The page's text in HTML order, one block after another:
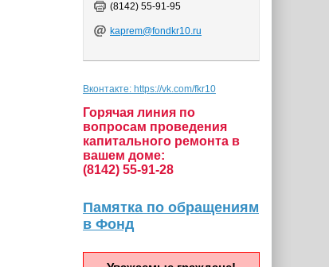
(8142) 55-91-95
kaprem@fondkr10.ru
Вконтакте: https://vk.com/fkr10
Горячая линия по
вопросам проведения
капитального ремонта в
вашем доме:
(8142) 55-91-28
Памятка по обращениям
в Фонд